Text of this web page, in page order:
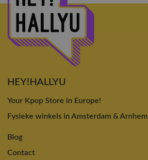
HEY!HALLYU
Your Kpop Store in Europe!
Fysieke winkels in Amsterdam & Arnhem
Blog
Contact